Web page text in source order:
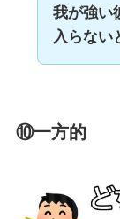
我が強い
入らない
⑩一方的